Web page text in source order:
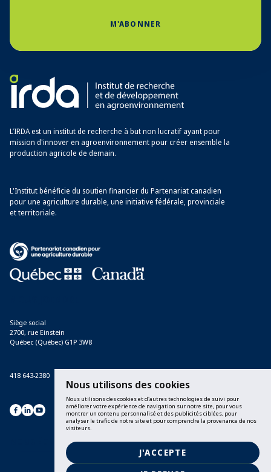
Nous utilisons des cookies
Nous utilisons des cookies et d'autres technologies de suivi pour
améliorer votre expérience de navigation sur notre site, pour vous
montrer un contenu personnalisé et des publicités ciblées, pour
analyser le trafic de notre site et pour comprendre la provenance de nos
visiteurs.
J'ACCEPTE
M'ABONNER
L’IRDA est un institut de recherche à but non lucratif ayant pour
mission d'innover en agroenvironnement pour créer ensemble la
production agricole de demain.
L'Institut bénéficie du soutien financier du Partenariat canadien
pour une agriculture durable, une initiative fédérale, provinciale
et territoriale.
Avec le soutien financier du Partenariat canadien pour une agriculture
Siège social
2700, rue Einstein
Québec (Québec) G1P 3W8
418 643-2380